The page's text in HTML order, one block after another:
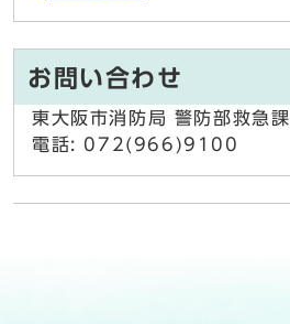
お問い合わせ
東大阪市消防局 警防部救急課
電話: 072(966)9100